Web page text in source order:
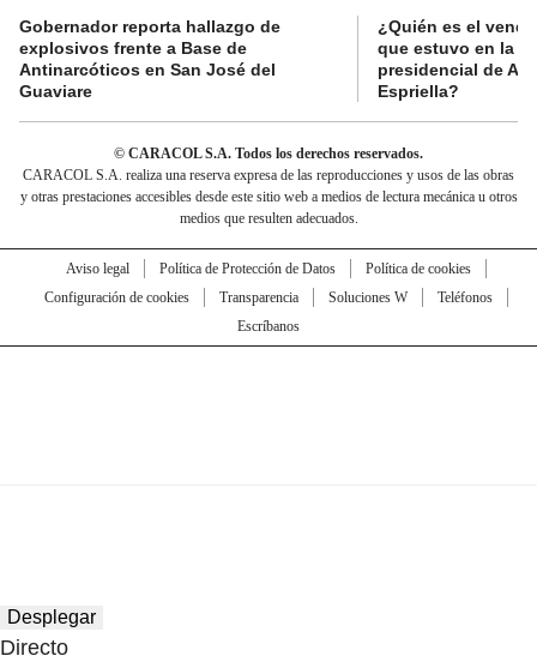
Gobernador reporta hallazgo de
explosivos frente a Base de
Antinarcóticos en San José del
Guaviare
¿Quién es el
que estuvo en la
presidencial de
Espriella?
© CARACOL S.A. Todos los derechos reservados.
CARACOL S.A. realiza una reserva expresa de las reproducciones y usos de las obras
y otras prestaciones accesibles desde este sitio web a medios de lectura mecánica u otros
medios que resulten adecuados.
Aviso legal Política de Protección de Datos
Política de cookies
Configuración de cookies
Transparencia Soluciones W
Teléfonos
Escríbanos
Desplegar
Directo